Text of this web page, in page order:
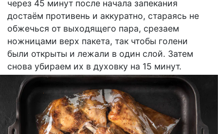
через 45 минут после начала запекания
достаём противень и аккуратно, стараясь не
обжечься от выходящего пара, срезаем
ножницами верх пакета, так чтобы голени
были открыты и лежали в один слой. Затем
снова убираем их в духовку на 15 минут.